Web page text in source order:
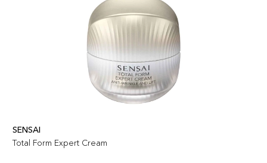
SENSAI
Total Form Expert Cream